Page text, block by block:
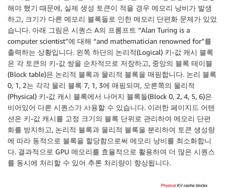
해야 했기 때문에, 실제 생성 토큰이 적을 경우 메모리 낭비가 발생
하고, 크기가 다른 메모리 블록들로 인한 메모리 단편화 문제가 있었
습니다. 아래 그림은 시퀀스 A의 프롬프트 “Alan Turing is a
computer scientist”에 대해 “and mathematician renowned for”를
출력하는 상황입니다. 왼쪽 하단의 논리적(Logical) 키-값 캐시 블록
은 각 토큰의 키-값 쌍을 순차적으로 저장하고, 중앙의 블록 테이블
(Block table)은 논리적 블록과 물리적 블록을 매핑합니다. 논리 블록
0, 1, 2는 각각 물리 블록 7, 1, 3에 매핑되며, 오른쪽의 물리적
(Physical) 키-값 캐시 블록에서 나머지 블록들(Block 0, 2, 4, 5, 6)은
비어있어 다른 시퀀스가 사용할 수 있습니다. 이러한 페이지드 어텐
션은 키-값 캐시를 고정 크기의 블록 단위로 관리하여 메모리 단편
화를 방지하고, 논리적 블록과 물리적 블록을 분리하여 토큰 생성량
에 따라 동적으로 블록을 할당함으로써 메모리 낭비를 최소화합니
다. 결과적으로 GPU 메모리를 효율적으로 활용하여 더 많은 시퀀스
를 동시에 처리할 수 있어 추론 처리량이 향상됩니다.